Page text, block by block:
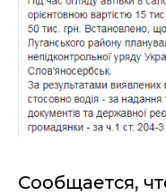
Сообщается,